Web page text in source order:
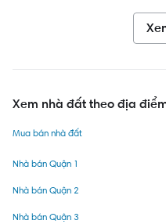
Xem nhà đất theo địa
Mua bán nhà đất
Nhà bán Quận 1
Nhà bán Quận 2
Nhà bán Quận 3